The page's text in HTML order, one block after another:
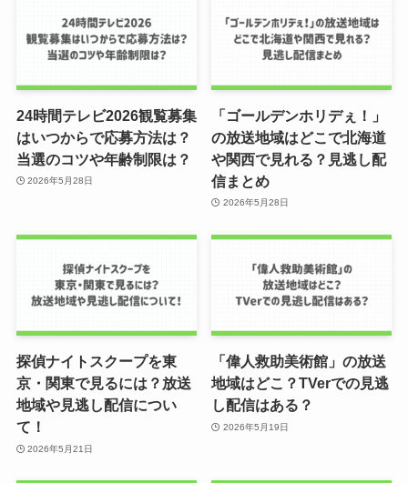
24時間テレビ2026観覧募集
はいつからで応募方法は？
当選のコツや年齢制限は？
2026年5月28日
「ゴールデンホリデぇ！」
の放送地域はどこで北海道
や関西で見れる？見逃し配
信まとめ
2026年5月28日
探偵ナイトスクープを東
京・関東で見るには？放送
地域や見逃し配信につい
て！
2026年5月21日
「偉人救助美術館」の放送
地域はどこ？TVerでの見逃
し配信はある？
2026年5月19日